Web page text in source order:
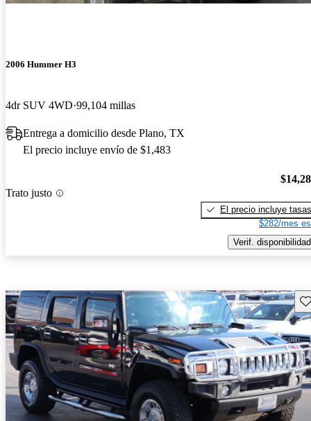
2006 Hummer H3
4dr SUV 4WD 99,104 millas
Entrega a domicilio desde Plano, TX
El precio incluye envío de $1,483
Trato justo
El precio incluye tasas
$282/mes
Verif. disponibilidad